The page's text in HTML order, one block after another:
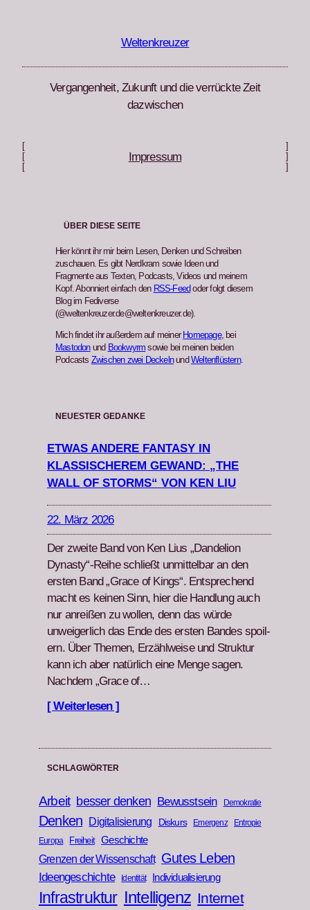
Weltenkreuzer
Vergangenheit, Zukunft und die verrückte Zeit
dazwischen
Impressum
ÜBER DIESE SEITE
Hier könnt ihr mir beim Lesen, Denken und Schreiben
zuschauen. Es gibt Nerdkram sowie Ideen und
Fragmente aus Texten, Podcasts, Videos und meinem
Kopf. Abonniert einfach den RSS-Feed oder folgt diesem
Blog im Fediverse
(@weltenkreuzer.de@weltenkreuzer.de).
Mich findet ihr außerdem auf meiner Homepage, bei
Mastodonund Bookwyrm sowie bei meinen beiden
Podcasts Zwischen zwei DeckelnundWeltenflüstern.
NEUESTER GEDANKE
ETWAS ANDERE FANTASY IN
KLASSISCHEREM GEWAND: „THE
WALL OF STORMS“ VON KEN LIU
22. März 2026
Der zweite Band von Ken Lius „Dan­de­lion
Dynasty“-Reihe schließt unmit­tel­bar an den
ersten Band „Grace of Kings“. Entsprechend
macht es keinen Sinn, hier die Hand­lung auch
nur anreißen zu wollen, denn das würde
unweiger­lich das Ende des ersten Ban­des spoil­
ern. Über The­men, Erzählweise und Struk­tur
kann ich aber natür­lich eine Menge sagen.
Nach­dem „Grace of…
[ Weiterlesen ]
SCHLAGWÖRTER
Arbeit besser denken Bewusstsein Demokratie
Denken Digitalisierung Diskurs Emergenz
Entropie
Europa
Freiheit Geschichte
Grenzen der Wissenschaft Gutes Leben
Ideengeschichte Identität Individualisierung
Infrastruktur Intelligenz Internet